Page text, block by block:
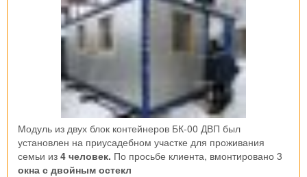
Модуль из двух блок контейнеров БК-00 ДВП был
установлен на приусадебном участке для проживания
семьи из 4 человек. По просьбе клиента, вмонтировано 3
окна с двойным остекл